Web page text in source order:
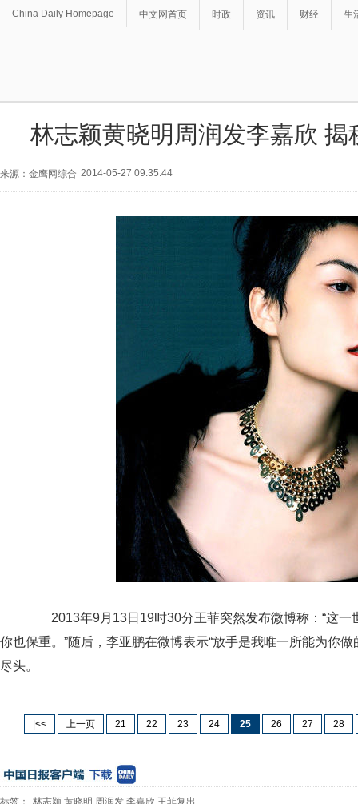
China Daily Homepage 中文网首页 时政 资讯 财经 生
林志颖黄晓明周润发李嘉欣 揭
来源：金鹰网综合 2014-05-27 09:35:44
2013年9月13日19时30分王菲突然发布微博称：“这一
你也保重。”随后，李亚鹏在微博表示“放手是我唯一所能为你
尽头。
|<< 上一页 21 22 23 24 25 26 27 28
标签： 林志颖 黄晓明 周润发 李嘉欣 王菲复出